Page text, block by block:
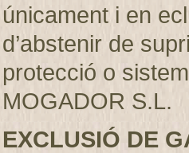
únicament i en
d’abstenir de
protecció o
MOGADOR S.L.
EXCLUSIÓ DE